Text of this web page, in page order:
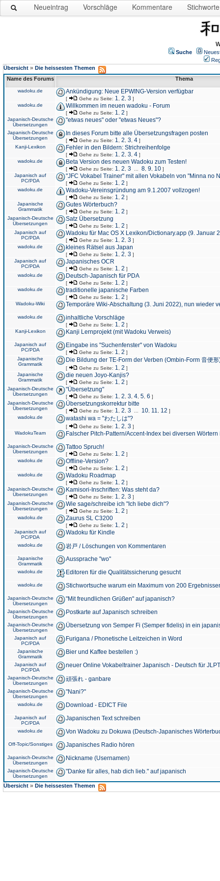
Neueintrag Vorschläge Kommentare Stichworte
Suche
Übersicht » Die heissesten Themen
Name des Forums
Thema
wadoku.de Ankündigung: Neue EPWING-Version verfügbar
[ Gehe zu Seite: 1 2 3 ]
wadoku.de
Willkommen im neuen wadoku - Forum
[ Gehe zu Seite: 1 2 ]
Japanisch-Deutsche
Übersetzungen
"etwas neues" oder "etwas Neues"?
Japanisch-Deutsche
Übersetzungen
In dieses Forum bitte alle Übersetzungsfragen posten
[ Gehe zu Seite: 1 2 3 4 ]
Kanji-Lexikon
Fehler in den Bildern: Strichreihenfolge
[ Gehe zu Seite: 1 2 3 4 ]
wadoku.de
Beta Version des neuen Wadoku zum Testen!
[ Gehe zu Seite: 1 2 3 8 9 10 ]
Japanisch auf
PC/PDA
"JFC Vokabel Trainer" mit allen Vokabeln von "Minna no
[ Gehe zu Seite: 1 2 ]
wadoku.de
Wadoku-Vereinsgründung am 9.1.2007 vollzogen!
[ Gehe zu Seite: 1 2 ]
Japanische
Grammatik
Gutes Wörterbuch?
[ Gehe zu Seite: 1 2 ]
Japanisch-Deutsche
Übersetzungen
Satz Übersetzung
[ Gehe zu Seite: 1 2 ]
Japanisch auf
PC/PDA
Wadoku für Mac OS X Lexikon/Dictionary.app (9. Januar
[ Gehe zu Seite: 1 2 3 ]
wadoku.de
kleines Rätsel aus Japan
[ Gehe zu Seite: 1 2 3 ]
Japanisch auf
PC/PDA
Japanisches OCR
[ Gehe zu Seite: 1 2 ]
wadoku.de
Deutsch-Japanisch für PDA
[ Gehe zu Seite: 1 2 ]
wadoku.de
traditionelle japanische Farben
[ Gehe zu Seite: 1 2 ]
Wadoku-Wiki
Temporäre Wiki-Abschaltung (3. Juni 2022), nun wieder
wadoku.de inhaltliche Vorschläge
[ Gehe zu Seite: 1 2 ]
Kanji-Lexikon
Kanji Lernprojekt (mit Wadoku Verweis)
Japanisch auf
PC/PDA
Eingabe ins "Suchenfenster" von Wadoku
[ Gehe zu Seite: 1 2 ]
Japanische
Grammatik
Die Bildung der TE-Form der Verben (Ombin-Form 音便形
[ Gehe zu Seite: 1 2 ]
Japanische
Grammatik
die neuen Joyo-Kanjis?
[ Gehe zu Seite: 1 2 ]
Japanisch-Deutsche
Übersetzungen
"Übersetzung"
[ Gehe zu Seite: 1 2 3 4 5 6 ]
Japanisch-Deutsche
Übersetzungen
Übersetzungskorrektur bitte
[ Gehe zu Seite: 1 2 3 10 11 12 ]
wadoku.de
watashi wa = "わたしは"?
[ Gehe zu Seite: 1 2 3 ]
WadokuTeam
Falscher Pitch-Pattern/Accent-Index bei diversen
Japanisch-Deutsche
Übersetzungen
Tattoo Spruch!
[ Gehe zu Seite: 1 2 ]
wadoku.de
Offline-Version?
[ Gehe zu Seite: 1 2 ]
wadoku.de
Wadoku Roadmap
[ Gehe zu Seite: 1 2 ]
Japanisch-Deutsche
Übersetzungen
Kamisori-Inschriften: Was steht da?
[ Gehe zu Seite: 1 2 3 ]
Japanisch-Deutsche
Übersetzungen
Wie sage/schreibe ich "Ich liebe dich"?
[ Gehe zu Seite: 1 2 ]
wadoku.de
Zaurus SL C3200
[ Gehe zu Seite: 1 2 ]
Japanisch auf
PC/PDA
Wadoku für Kindle
wadoku.de 岩戸 / Löschungen von Kommentaren
Japanische
Grammatik
Aussprache "wo"
wadoku.de Editoren für die Qualitätssicherung gesucht
wadoku.de Stichwortsuche warum ein Maximum von 200
Japanisch-Deutsche
Übersetzungen
"Mit freundlichen Grüßen" auf japanisch?
Japanisch-Deutsche
Übersetzungen
Postkarte auf Japanisch schreiben
Japanisch-Deutsche
Übersetzungen
Übersetzung von Semper Fi (Semper fidelis) in ein
Japanisch auf
PC/PDA
Furigana / Phonetische Leitzeichen in Word
Japanische
Grammatik
Bier und Kaffee bestellen :)
Japanisch auf
PC/PDA
neuer Online Vokabeltrainer Japanisch - Deutsch für
Japanisch-Deutsche
Übersetzungen
頑張れ - ganbare
Japanisch-Deutsche
Übersetzungen
"Nani?"
wadoku.de Download - EDICT File
Japanisch auf
PC/PDA
Japanischen Text schreiben
wadoku.de Von Wadoku zu Dokuwa (Deutsch-Japanisches
Off-Topic/Sonstiges Japanisches Radio hören
Japanisch-Deutsche
Übersetzungen
Nickname (Usernamen)
Japanisch-Deutsche
Übersetzungen
"Danke für alles, hab dich lieb." auf japanisch
Übersicht » Die heissesten Themen